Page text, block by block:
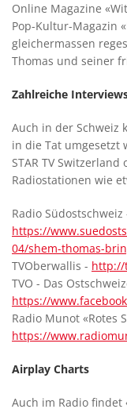
Online Magazine
Pop-Kultur-Magazin
gleichermassen
Thomas und seiner
Zahlreiche
Auch in der Schweiz
in die Tat umgesetzt
STAR TV
Radiostationen wie
Radio Südostschweiz
https://
04/shem-thomas-
TVOberwallis - http://
TVO - Das
https://
Radio Munot «Rotes
https://
Airplay Charts
Auch im Radio findet